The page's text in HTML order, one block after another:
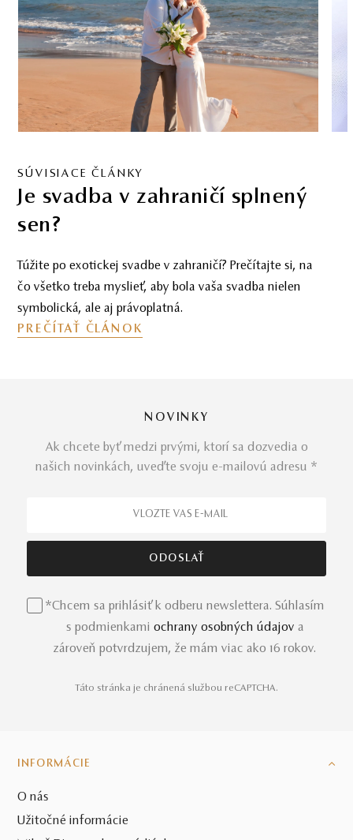
SÚVISIACE ČLÁNKY
Je svadba v zahraničí splnený
sen?
Túžite po exotickej svadbe v zahraničí? Prečítajte si, na
čo všetko treba myslieť, aby bola vaša svadba nielen
symbolická, ale aj právoplatná.
PREČÍTAŤ ČLÁNOK
NOVINKY
Ak chcete byť medzi prvými, ktorí sa dozvedia o
našich novinkách, uveďte svoju e-mailovú adresu *
*Chcem sa prihlásiť k odberu newslettera. Súhlasím
s podmienkami ochrany osobných údajov a
zároveň potvrdzujem, že mám viac ako 16 rokov.
Táto stránka je chránená službou reCAPTCHA.
INFORMÁCIE
O nás
Užitočné informácie